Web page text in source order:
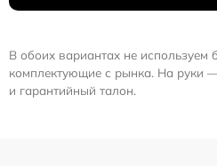
В обоих вариантах не используем
комплектующие с рынка. На руки
и гарантийный талон.